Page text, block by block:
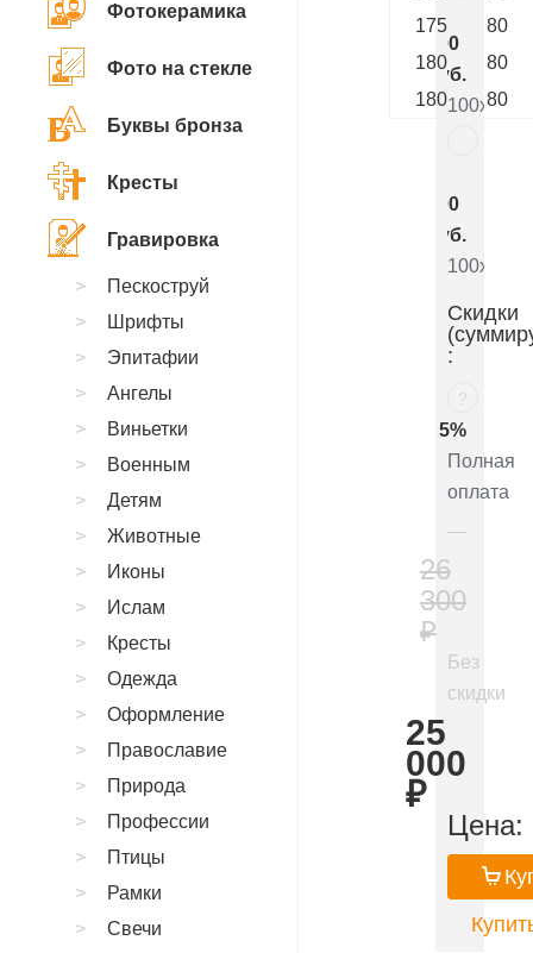
175
80
180
80
180
80
800
руб.
100x50x5
000
руб.
100x50x8
Скидки
:
?
5%
Полная
оплата
26
300
₽
Без
скидки
25
000
₽
Цена:
Фотокерамика
Фото на стекле
Буквы бронза
Кресты
Гравировка
Пескоструй
Шрифты
Эпитафии
Ангелы
Виньетки
Военным
Детям
Животные
Иконы
Ислам
Кресты
Одежда
Оформление
Православие
Природа
Профессии
Птицы
Рамки
Свечи